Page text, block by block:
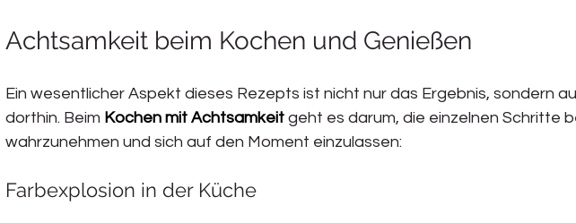
Achtsamkeit beim Kochen und Genießen
Ein wesentlicher Aspekt dieses Rezepts ist nicht nur das Ergebnis, sondern
dorthin. Beim Kochen mit Achtsamkeit geht es darum, die einzelnen Schritte
wahrzunehmen und sich auf den Moment einzulassen:
Farbexplosion in der Küche